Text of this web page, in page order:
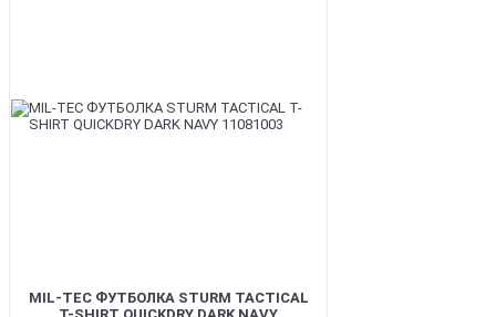
MIL-TEC ФУТБОЛКА STURM TACTICAL
T-SHIRT QUICKDRY DARK NAVY